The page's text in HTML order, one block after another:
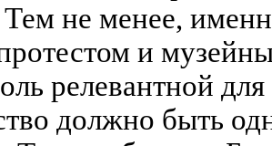
не менее,
и
релевантной
должно быть